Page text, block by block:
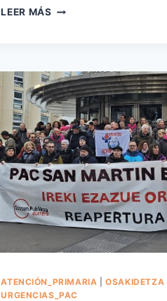
LEER MÁS OPA
ATENCIÓN_PRIMARIA |OSAKIDETZA
URGENCIAS_PAC